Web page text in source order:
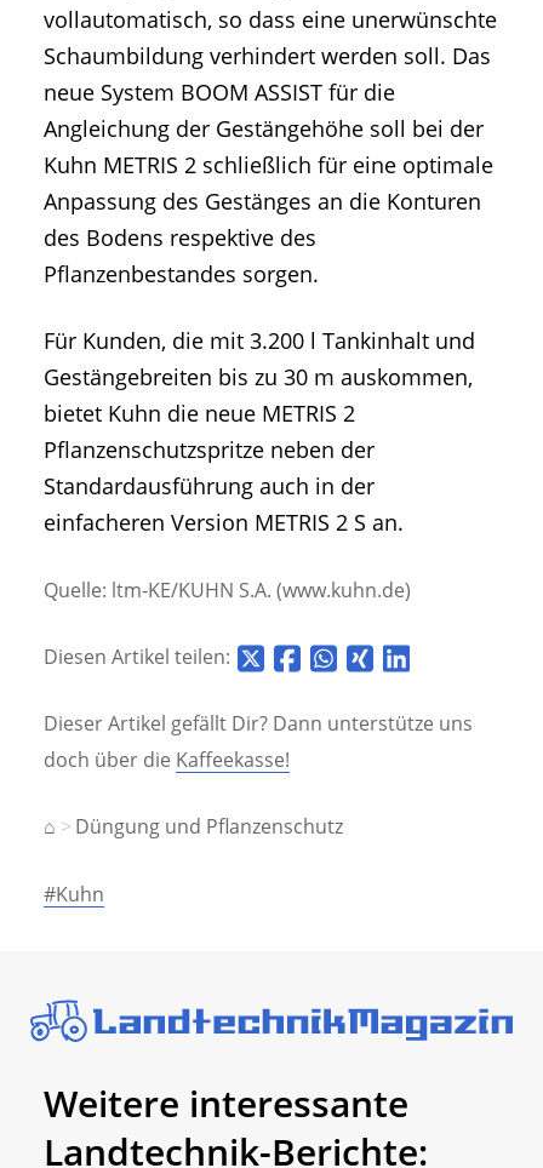
vollautomatisch, so dass eine unerwünschte
Schaumbildung verhindert werden soll. Das
neue System BOOM ASSIST für die
Angleichung der Gestängehöhe soll bei der
Kuhn METRIS 2 schließlich für eine optimale
Anpassung des Gestänges an die Konturen
des Bodens respektive des
Pflanzenbestandes sorgen.
Für Kunden, die mit 3.200 l Tankinhalt und
Gestängebreiten bis zu 30 m auskommen,
bietet Kuhn die neue METRIS 2
Pflanzenschutzspritze neben der
Standardausführung auch in der
einfacheren Version METRIS 2 S an.
Quelle: ltm-KE/KUHN S.A. (www.kuhn.de)
Diesen Artikel teilen:
Dieser Artikel gefällt Dir? Dann unterstütze uns
doch über die Kaffeekasse!
⌂ Düngung und Pflanzenschutz
#Kuhn
Weitere interessante
Landtechnik-Berichte: